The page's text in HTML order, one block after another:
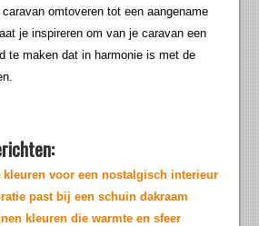
omtoveren tot een aangename
je inspireren om van je caravan een
te maken dat in harmonie is met de
kleuren voor een nostalgisch interieur
past bij een schuin dakraam
kleuren die warmte en sfeer